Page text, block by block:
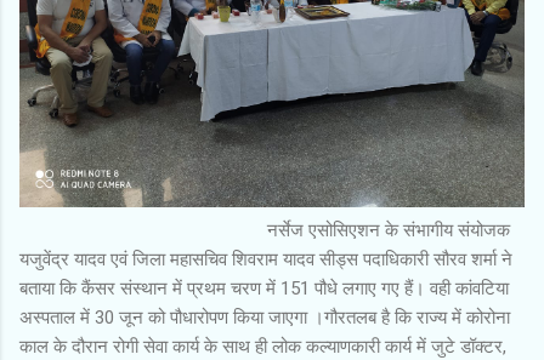
नर्सेज एसोसिएशन के संभागीय संयोजक
यजुवेंद्र यादव एवं जिला महासचिव शिवराम यादव सीड्स पदाधिकारी सौरव शर्मा ने
बताया कि कैंसर संस्थान में प्रथम चरण में 151 पौधे लगाए गए हैं। वही कांवटिया
अस्पताल में 30 जून को पौधारोपण किया जाएगा ।गौरतलब है कि राज्य में कोरोना
काल के दौरान रोगी सेवा कार्य के साथ ही लोक कल्याणकारी कार्य में जुटे डॉक्टर,